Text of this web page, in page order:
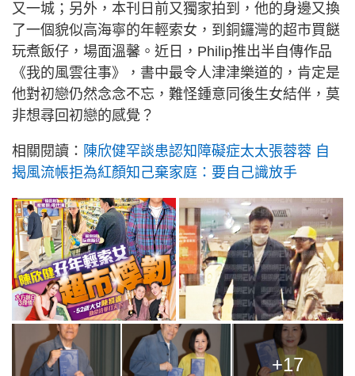
又一城；另外，本刊日前又獨家拍到，他的身邊又換
了一個貌似高海寧的年輕索女，到銅鑼灣的超市買餸
玩煮飯仔，場面溫馨。近日，Philip推出半自傳作品
《我的風雲往事》，書中最令人津津樂道的，肯定是
他對初戀仍然念念不忘，難怪鍾意同後生女結伴，莫
非想尋回初戀的感覺？
相關閱讀： 陳欣健罕談患認知障礙症太太張蓉蓉 自
揭風流帳拒為紅顏知己棄家庭：要自己識放手
+17